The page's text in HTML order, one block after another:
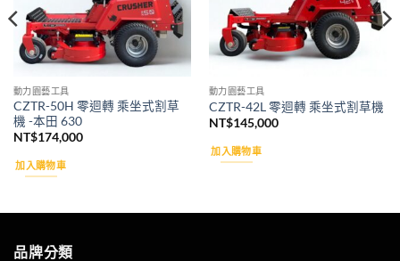
動力園藝工具
CZTR-50H 零迴轉 乘坐式割草
機 -本田 630
NT$174,000
加入購物車
動力園藝工具
CZTR-42L 零迴轉 乘坐式割草機
NT$145,000
加入購物車
品牌分類